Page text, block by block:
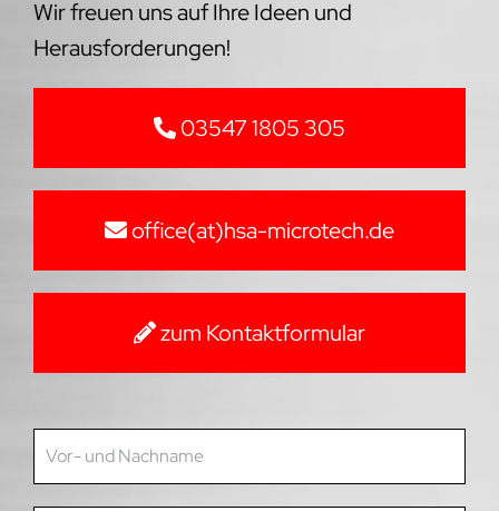
Wir freuen uns auf Ihre Ideen und
Herausforderungen!
03547 1805 305
office(at)hsa-microtech.de
zum Kontaktformular